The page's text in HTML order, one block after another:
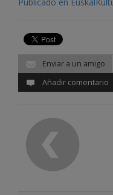
Publicado en
Enviar a un amigo
Añadir comentario